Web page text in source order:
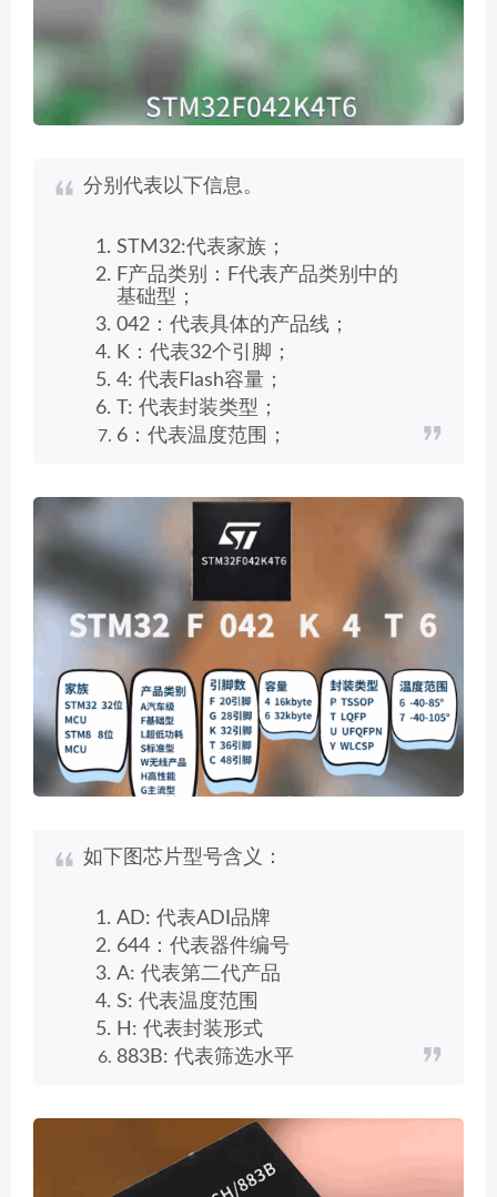
分别代表以下信息。
STM32:代表家族；
F产品类别：F代表产品类别中的
基础型；
042：代表具体的产品线；
K：代表32个引脚；
4: 代表Flash容量；
T: 代表封装类型；
6：代表温度范围；
如下图芯片型号含义：
AD: 代表ADI品牌
644：代表器件编号
A: 代表第二代产品
S: 代表温度范围
H: 代表封装形式
883B: 代表筛选水平